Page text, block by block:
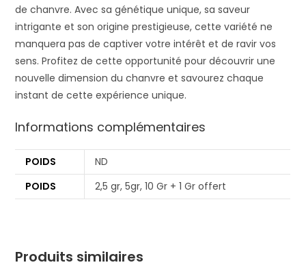
de chanvre. Avec sa génétique unique, sa saveur
intrigante et son origine prestigieuse, cette variété ne
manquera pas de captiver votre intérêt et de ravir vos
sens. Profitez de cette opportunité pour découvrir une
nouvelle dimension du chanvre et savourez chaque
instant de cette expérience unique.
Informations complémentaires
POIDS
ND
POIDS
2,5 gr, 5gr, 10 Gr + 1 Gr offert
Produits similaires